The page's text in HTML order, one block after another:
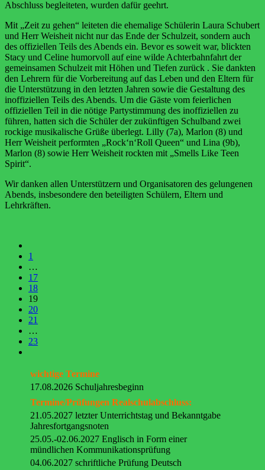
Abschluss begleiteten, wurden dafür geehrt.
Mit „Zeit zu gehen“ leiteten die ehemalige Schülerin Laura Schubert
und Herr Weisheit nicht nur das Ende der Schulzeit, sondern auch
des offiziellen Teils des Abends ein. Bevor es soweit war, blickten
Stacy und Celine humorvoll auf eine wilde Achterbahnfahrt der
gemeinsamen Schulzeit mit Höhen und Tiefen zurück . Sie dankten
den Lehrern für die Vorbereitung auf das Leben und den Eltern für
die Unterstützung in den letzten Jahren sowie die Gestaltung des
inoffiziellen Teils des Abends. Um die Gäste vom feierlichen
offiziellen Teil in die nötige Partystimmung des inoffiziellen zu
führen, hatten sich die Schüler der zukünftigen Schulband zwei
rockige musikalische Grüße überlegt. Lilly (7a), Marlon (8) und
Herr Weisheit performten „Rock‘n‘Roll Queen“ und Lina (9b),
Marlon (8) sowie Herr Weisheit rockten mit „Smells Like Teen
Spirit“.
Wir danken allen Unterstützern und Organisatoren des gelungenen
Abends, insbesondere den beteiligten Schülern, Eltern und
Lehrkräften.
1
…
17
18
19
20
21
…
23
wichtige Termine
17.08.2026 Schuljahresbeginn
Termine/Prüfungen Realschulabschluss:
21.05.2027 letzter Unterrichtstag und Bekanntgabe
Jahresfortgangsnoten
25.05.-02.06.2027 Englisch in Form einer
mündlichen Kommunikationsprüfung
04.06.2027 schriftliche Prüfung Deutsch